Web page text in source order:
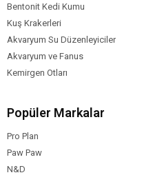
Bentonit Kedi Kumu
Kuş Krakerleri
Akvaryum Su Düzenleyiciler
Akvaryum ve Fanus
Kemirgen Otları
Popüler Markalar
Pro Plan
Paw Paw
N&D